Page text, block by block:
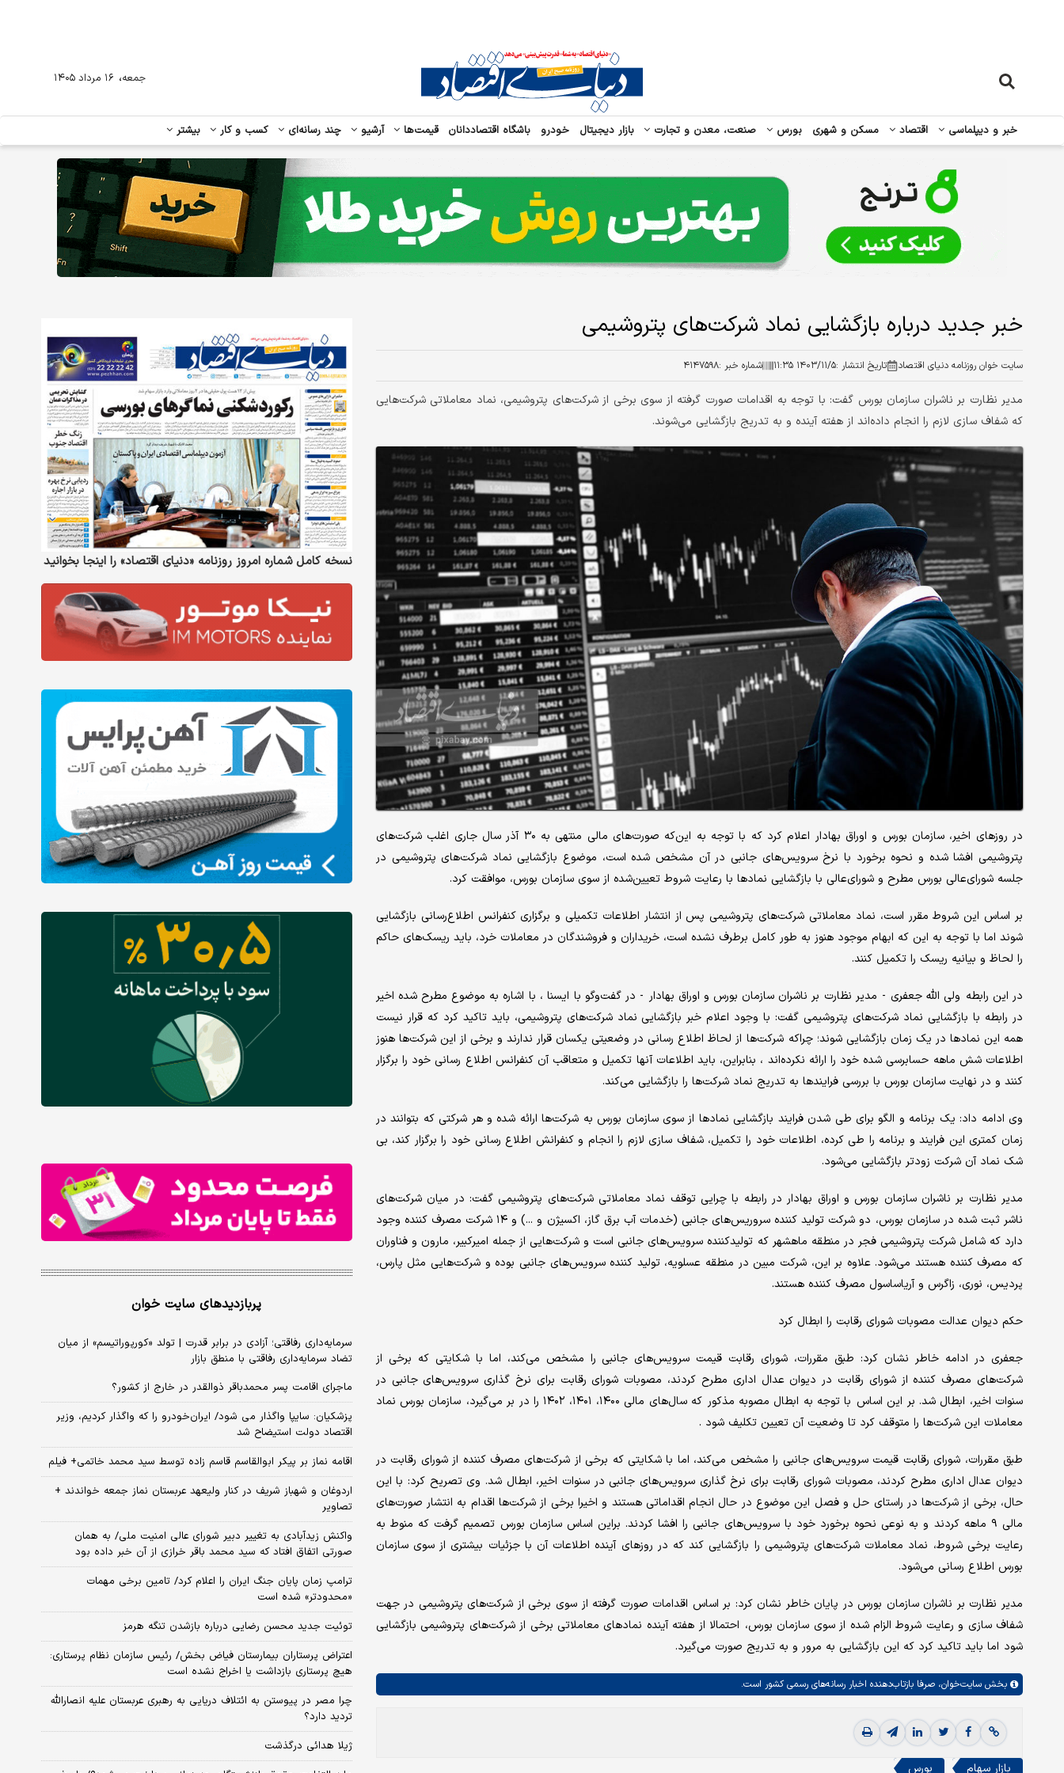
خبر و دیپلماسی اقتصاد مسکن و شهری بورس صنعت، معدن و تجارت بازار دیجیتال خودرو باشگاه اقتصاددانان قیمت‌ها آرشیو چند رسانه‌ای کسب و کار بیشتر
جمعه، ۱۶ مرداد ۱۴۰۵
خبر جدید درباره بازگشایی نماد شرکت‌های پتروشیمی
سایت خوان روزنامه دنیای اقتصاد تاریخ انتشار :۱۴۰۳/۱۱/۵ ۱۱:۳۵ شماره خبر :۴۱۴۷۵۹۸
مدیر نظارت بر ناشران سازمان بورس گفت: با توجه به اقدامات صورت گرفته از سوی برخی از شرکت‌های پتروشیمی، نماد معاملاتی شرکت‌هایی
که شفاف سازی لازم را انجام داده‌اند از هفته آینده و به تدریج بازگشایی می‌شوند.
در روزهای اخیر، سازمان بورس و اوراق بهادار اعلام کرد که با توجه به این‌که صورت‌های مالی منتهی به ۳۰ آذر سال جاری اغلب شرکت‌های
پتروشیمی افشا شده و نحوه برخورد با نرخ سرویس‌های جانبی در آن مشخص شده است، موضوع بازگشایی نماد شرکت‌های پتروشیمی در
جلسه شورای‌عالی بورس مطرح و شورای‌عالی با بازگشایی نمادها با رعایت شروط تعیین‌شده از سوی سازمان بورس، موافقت کرد.
بر اساس این شروط مقرر است، نماد معاملاتی شرکت‌های پتروشیمی پس از انتشار اطلاعات تکمیلی و برگزاری کنفرانس اطلاع‌رسانی بازگشایی
شوند اما با توجه به این که ابهام موجود هنوز به طور کامل برطرف نشده است، خریداران و فروشندگان در معاملات خرد، باید ریسک‌های حاکم
را لحاظ و بیانیه ریسک را تکمیل کنند.
در این رابطه ولی الله جعفری - مدیر نظارت بر ناشران سازمان بورس و اوراق بهادار - در گفت‌وگو با ایسنا ، با اشاره به موضوع مطرح شده اخیر
در رابطه با بازگشایی نماد شرکت‌های پتروشیمی گفت: با وجود اعلام خبر بازگشایی نماد شرکت‌های پتروشیمی، باید تاکید کرد که قرار نیست
همه این نمادها در یک زمان بازگشایی شوند؛ چراکه شرکت‌ها از لحاظ اطلاع رسانی در وضعیتی یکسان قرار ندارند و برخی از این شرکت‌ها هنوز
اطلاعات شش ماهه حسابرسی شده خود را ارائه نکرده‌اند ، بنابراین، باید اطلاعات آنها تکمیل و متعاقب آن کنفرانس اطلاع رسانی خود را برگزار
کنند و در نهایت سازمان بورس با بررسی فرایندها به تدریج نماد شرکت‌ها را بازگشایی می‌کند.
وی ادامه داد: یک برنامه و الگو برای طی شدن فرایند بازگشایی نمادها از سوی سازمان بورس به شرکت‌ها ارائه شده و هر شرکتی که بتوانند در
زمان کمتری این فرایند و برنامه را طی کرده، اطلاعات خود را تکمیل، شفاف سازی لازم را انجام و کنفرانش اطلاع رسانی خود را برگزار کند، بی
شک نماد آن شرکت زودتر بازگشایی می‌شود.
مدیر نظارت بر ناشران سازمان بورس و اوراق بهادار در رابطه با چرایی توقف نماد معاملاتی شرکت‌های پتروشیمی گفت: در میان شرکت‌های
ناشر ثبت شده در سازمان بورس، دو شرکت تولید کننده سروریس‌های جانبی (خدمات آب برق گاز، اکسیژن و ...) و ۱۴ شرکت مصرف کننده وجود
دارد که شامل شرکت پتروشیمی فجر در منطقه ماهشهر که تولیدکننده سرویس‌های جانبی است و شرکت‌هایی از جمله امیرکبیر، مارون و فناوران
که مصرف کننده هستند می‌شود. علاوه بر این، شرکت مبین در منطقه عسلویه، تولید کننده سرویس‌های جانبی بوده و شرکت‌هایی مثل پارس،
پردیس، نوری، زاگرس و آریاساسول مصرف کننده هستند.
حکم دیوان عدالت مصوبات شورای رقابت را ابطال کرد
جعفری در ادامه خاطر نشان کرد: طبق مقررات، شورای رقابت قیمت سرویس‌های جانبی را مشخص می‌کند، اما با شکایتی که برخی از
شرکت‌های مصرف کننده از شورای رقابت در دیوان عدال اداری مطرح کردند، مصوبات شورای رقابت برای نرخ گذاری سرویس‌های جانبی در
سنوات اخیر، ابطال شد. بر این اساس با توجه به ابطال مصوبه مذکور که سال‌های مالی ۱۴۰۰، ۱۴۰۱، ۱۴۰۲ را در بر می‌گیرد، سازمان بورس نماد
معاملات این شرکت‌ها را متوقف کرد تا وضعیت آن تعیین تکلیف شود .
طبق مقررات، شورای رقابت قیمت سرویس‌های جانبی را مشخص می‌کند، اما با شکایتی که برخی از شرکت‌های مصرف کننده از شورای رقابت در
دیوان عدال اداری مطرح کردند، مصوبات شورای رقابت برای نرخ گذاری سرویس‌های جانبی در سنوات اخیر، ابطال شد. وی تصریح کرد: با این
حال، برخی از شرکت‌ها در راستای حل و فصل این موضوع در حال انجام اقداماتی هستند و اخیرا برخی از شرکت‌ها اقدام به انتشار صورت‌های
مالی ۹ ماهه کردند و به نوعی نحوه برخورد خود با سرویس‌های جانبی را افشا کردند. براین اساس سازمان بورس تصمیم گرفت که منوط به
رعایت برخی شروط، نماد معاملات شرکت‌های پتروشیمی را بازگشایی کند که در روزهای آینده اطلاعات آن با جزئیات بیشتری از سوی سازمان
بورس اطلاع رسانی می‌شود.
مدیر نظارت بر ناشران سازمان بورس در پایان خاطر نشان کرد: بر اساس اقدامات صورت گرفته از سوی برخی از شرکت‌های پتروشیمی در جهت
شفاف سازی و رعایت شروط الزام شده از سوی سازمان بورس، احتمالا از هفته آینده نمادهای معاملاتی برخی از شرکت‌های پتروشیمی بازگشایی
شود اما باید تاکید کرد که این بازگشایی به مرور و به تدریج صورت می‌گیرد.
بخش سایت‌خوان، صرفا بازتاب‌دهنده اخبار رسانه‌های رسمی کشور است.
بازار سهام بورس
نسخه کامل شماره امروز روزنامه «دنیای‌ اقتصاد» را اینجا بخوانید
پربازدیدهای سایت خوان
سرمایه‌داری رفاقتی؛ آزادی در برابر قدرت | تولد «کورپوراتیسم» از میان
تضاد سرمایه‌داری رفاقتی با منطق بازار
ماجرای اقامت پسر محمدباقر ذوالقدر در خارج از کشور؟
پزشکیان: سایپا واگذار می شود/ ایران‌خودرو را که واگذار کردیم، وزیر
اقتصاد دولت استیضاح شد
اقامه نماز بر پیکر ابوالقاسم قاسم زاده توسط سید محمد خاتمی+ فیلم
اردوغان و شهباز شریف در کنار ولیعهد عربستان نماز جمعه خواندند +
تصاویر
واکنش زیدآبادی به تغییر دبیر شورای عالی امنیت ملی/ به همان
صورتی اتفاق افتاد که سید محمد باقر خرازی از آن خبر داده بود
ترامپ زمان پایان جنگ ایران را اعلام کرد/ تامین برخی مهمات
«محدودتر» شده است
توئیت جدید محسن رضایی درباره بازشدن تنگه هرمز
اعتراض پرستاران بیمارستان فیاض بخش/ رئیس سازمان نظام پرستاری:
هیچ پرستاری بازداشت یا اخراج نشده است
چرا مصر در پیوستن به ائتلاف دریایی به رهبری عربستان علیه انصارالله
تردید دارد؟
ژیلا هدائی درگذشت